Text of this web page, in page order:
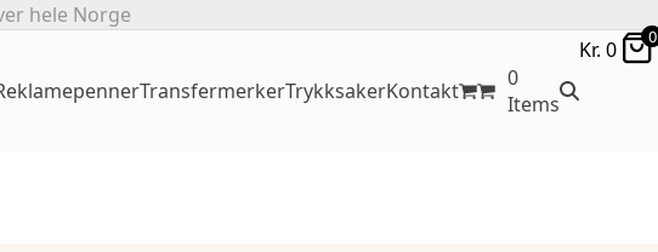
hele Norge
TransfermerkerTrykksakerKontakt
0
Items
Kr. 0 0